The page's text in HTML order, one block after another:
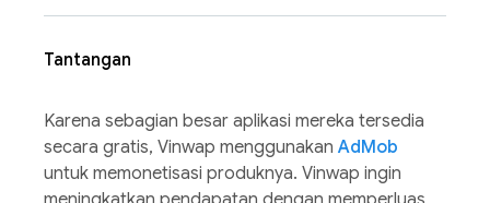
Tantangan
Karena sebagian besar aplikasi mereka tersedia
secara gratis, Vinwap menggunakan AdMob
untuk memonetisasi produknya. Vinwap ingin